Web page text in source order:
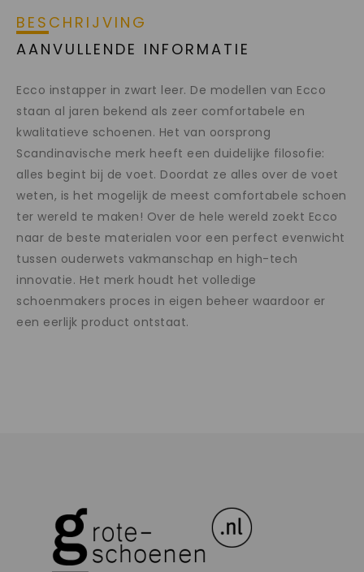
BESCHRIJVING
AANVULLENDE INFORMATIE
Ecco instapper in zwart leer. De modellen van Ecco
staan al jaren bekend als zeer comfortabele en
kwalitatieve schoenen. Het van oorsprong
Scandinavische merk heeft een duidelijke filosofie:
alles begint bij de voet. Doordat ze alles over de voet
weten, is het mogelijk de meest comfortabele schoen
ter wereld te maken! Over de hele wereld zoekt Ecco
naar de beste materialen voor een perfect evenwicht
tussen ouderwets vakmanschap en high-tech
innovatie. Het merk houdt het volledige
schoenmakers proces in eigen beheer waardoor er
een eerlijk product ontstaat.